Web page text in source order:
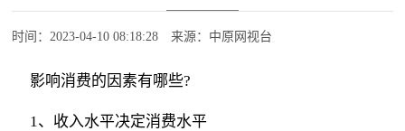
时间：2023-04-10 08:18:28 来源：中原网视台
影响消费的因素有哪些?
1、收入水平决定消费水平